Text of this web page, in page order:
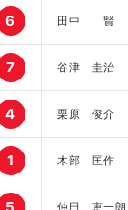
6 田中 賢
7 谷津 圭治
4 栗原 俊介
1 木部 匡作
仲田 恵一朗